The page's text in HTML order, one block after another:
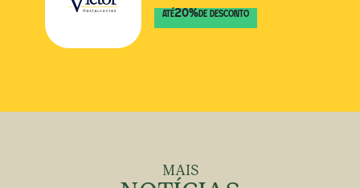
ATÉ20% DE DESCONTO
MAIS